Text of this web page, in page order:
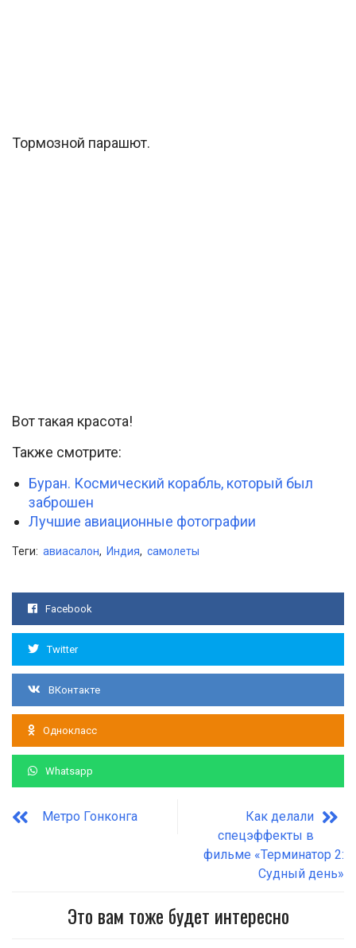
Тормозной парашют.
Вот такая красота!
Также смотрите:
Буран. Космический корабль, который был
заброшен
Лучшие авиационные фотографии
Теги: авиасалон, Индия, самолеты
Facebook
Twitter
ВКонтакте
Однокласс
Whatsapp
Метро Гонконга
Как делали
спецэффекты в
фильме «Терминатор 2:
Судный день»
Это вам тоже будет интересно